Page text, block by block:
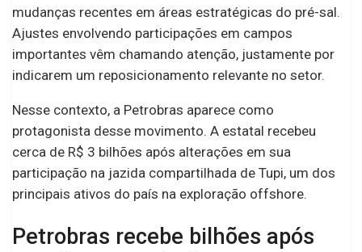
mudanças recentes em áreas estratégicas do pré-sal.
Ajustes envolvendo participações em campos
importantes vêm chamando atenção, justamente por
indicarem um reposicionamento relevante no setor.
Nesse contexto, a Petrobras aparece como
protagonista desse movimento. A estatal recebeu
cerca de R$ 3 bilhões após alterações em sua
participação na jazida compartilhada de Tupi, um dos
principais ativos do país na exploração offshore.
Petrobras recebe bilhões após